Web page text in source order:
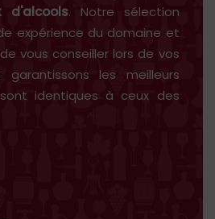
d'alcools. Notre sélection
expérience du domaine et
vous conseiller lors de vos
garantissons les meilleurs
identiques à ceux des